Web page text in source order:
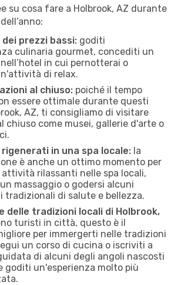
su cosa fare a Holbrook, AZ durante
prezzi bassi: goditi
culinaria gourmet, concediti un
in cui pernotterai o
di relax.
al chiuso: poiché il tempo
essere ottimale durante questi
AZ, ti consigliamo di visitare
chiuso come musei, gallerie d'arte o
in una spa locale: la
è anche un ottimo momento per
rilassanti nelle spa locali,
massaggio o godersi alcuni
di salute e bellezza.
delle tradizioni locali di Holbrook,
turisti in città, questo è il
per immergerti nelle tradizioni
un corso di cucina o iscriviti a
di alcuni degli angoli nascosti
goditi un'esperienza molto più